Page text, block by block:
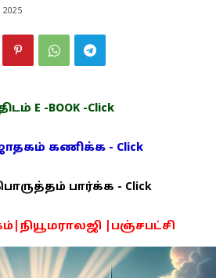
2025
E -BOOK -Click
கணிக்க - Click
பார்க்க - Click
|பஞ்சபட்சி
-72மட்டும் -Click